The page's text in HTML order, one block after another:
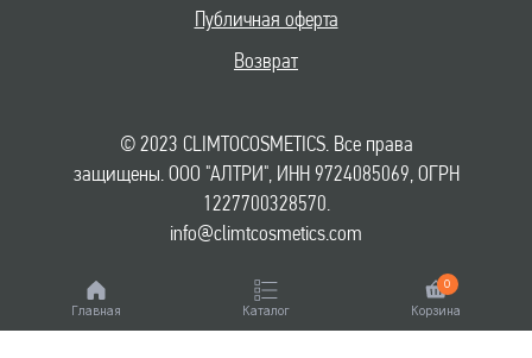
Главная Каталог Корзина
0
Публичная оферта
Возврат
© 2023 CLIMTOCOSMETICS. Все права
защищены. ООО "АЛТРИ", ИНН 9724085069, ОГРН
1227700328570.
info@climtcosmetics.com